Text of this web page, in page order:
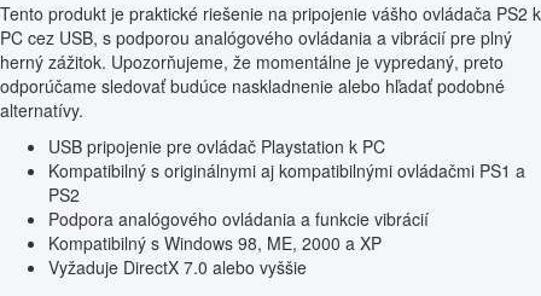
Tento produkt je praktické riešenie na pripojenie vášho ovládača PS2 k
PC cez USB, s podporou analógového ovládania a vibrácií pre plný
herný zážitok. Upozorňujeme, že momentálne je vypredaný, preto
odporúčame sledovať budúce naskladnenie alebo hľadať podobné
alternatívy.
USB pripojenie pre ovládač Playstation k PC
Kompatibilný s originálnymi aj kompatibilnými ovládačmi PS1 a
PS2
Podpora analógového ovládania a funkcie vibrácií
Kompatibilný s Windows 98, ME, 2000 a XP
Vyžaduje DirectX 7.0 alebo vyššie